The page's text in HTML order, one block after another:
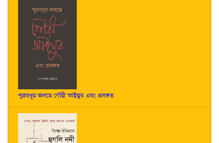
পুত্রবধূর কলমে গৌরী আইয়ুব এবং প্রসঙ্গত